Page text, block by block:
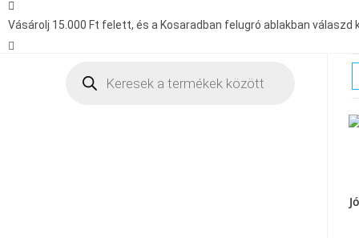
Vásárolj 15.000 Ft felett, és a Kosaradban felugró ablakban